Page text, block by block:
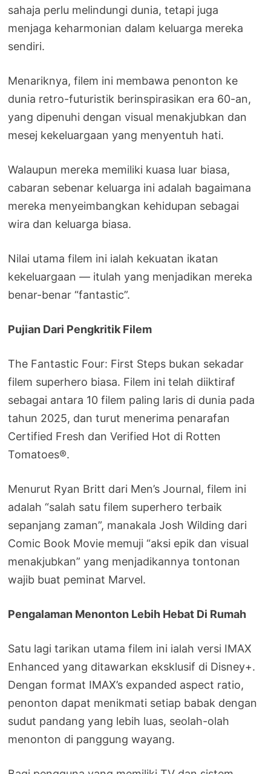
sahaja perlu melindungi dunia, tetapi juga
menjaga keharmonian dalam keluarga mereka
sendiri.
Menariknya, filem ini membawa penonton ke
dunia retro-futuristik berinspirasikan era 60-an,
yang dipenuhi dengan visual menakjubkan dan
mesej kekeluargaan yang menyentuh hati.
Walaupun mereka memiliki kuasa luar biasa,
cabaran sebenar keluarga ini adalah bagaimana
mereka menyeimbangkan kehidupan sebagai
wira dan keluarga biasa.
Nilai utama filem ini ialah kekuatan ikatan
kekeluargaan — itulah yang menjadikan mereka
benar-benar “fantastic”.
Pujian Dari Pengkritik Filem
The Fantastic Four: First Steps bukan sekadar
filem superhero biasa. Filem ini telah diiktiraf
sebagai antara 10 filem paling laris di dunia pada
tahun 2025, dan turut menerima penarafan
Certified Fresh dan Verified Hot di Rotten
Tomatoes®.
Menurut Ryan Britt dari Men’s Journal, filem ini
adalah “salah satu filem superhero terbaik
sepanjang zaman”, manakala Josh Wilding dari
Comic Book Movie memuji “aksi epik dan visual
menakjubkan” yang menjadikannya tontonan
wajib buat peminat Marvel.
Pengalaman Menonton Lebih Hebat Di Rumah
Satu lagi tarikan utama filem ini ialah versi IMAX
Enhanced yang ditawarkan eksklusif di Disney+.
Dengan format IMAX’s expanded aspect ratio,
penonton dapat menikmati setiap babak dengan
sudut pandang yang lebih luas, seolah-olah
menonton di panggung wayang.